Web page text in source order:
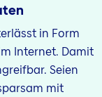
in Form
Internet. Damit
Seien
mit